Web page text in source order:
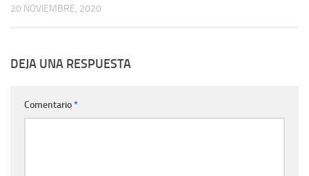
20 NOVIEMBRE, 2020
DEJA UNA RESPUESTA
Comentario*